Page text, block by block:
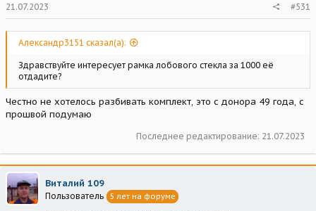
21.07.2023 #531
Александр3151 сказал(а):
Здравствуйте интересует рамка лобового стекла за 1000 её
отдадите?
Честно не хотелось разбивать комплект, это с донора 49 года, с
прошвой подумаю
Последнее редактирование: 21.07.2023
Виталий 109
Пользователь 5 лет на форуме